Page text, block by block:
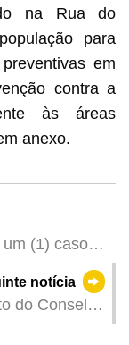
na Rua do
para
em
contra a
às áreas
anexo.
(1) caso
notícia
do Conselho